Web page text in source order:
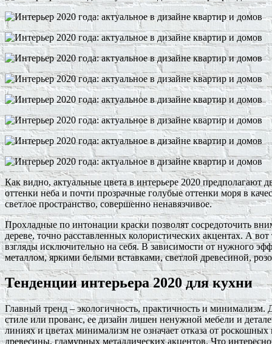
Как видно, актуальные цвета в интерьере 2020
оттенки неба и почти прозрачные голубые оттенки моря в
светлое пространство, совершенно ненавязчивое.
Прохладные по интонации краски позволят сосредоточить
дереве, точно расставленных колористических акцентах. А
взгляды исключительно на себя. В зависимости от нужного
металлом, яркими белыми вставками, светлой древесиной,
Тенденции интерьера 2020 для кухни
Главный тренд – экологичность, практичность и минимализм.
стиле или прованс, ее дизайн лишен ненужной мебели и
линиях и цветах минимализм не означает отказа от
древесины, гламурных металлических акцентов. Что